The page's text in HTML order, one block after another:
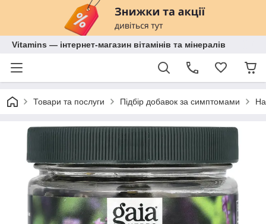
Vitamins — інтернет-магазин вітамінів та мінералів
Товари та послуги Підбір добавок за симптомами